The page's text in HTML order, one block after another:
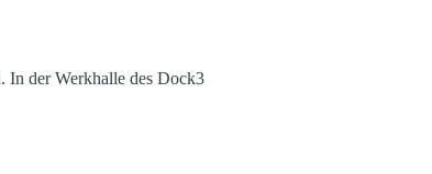
In der Werkhalle des Dock3